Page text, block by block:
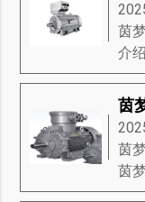
茵
介
茵
茵